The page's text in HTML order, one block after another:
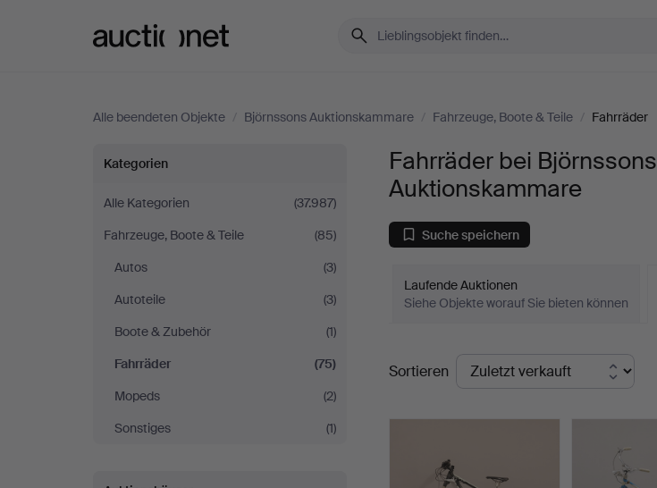
Alle beendeten Objekte / Björnssons Auktionskammare / Fahrzeuge, Boote & Teile / Fahrräder
Fahrräder
bei
Björnssons
Auktionskammare
Kategorien
Alle Kategorien
(37.987)
Fahrzeuge, Boote & Teile
(85)
Autos
(3)
Autoteile
(3)
Boote & Zubehör
(1)
Fahrräder
(75)
Mopeds
(2)
Sonstiges
(1)
Fahrräder bei Björnssons
Auktionskammare
Suche speichern
Laufende Auktionen
Siehe Objekte worauf Sie bieten können
Endpreise
Sortieren